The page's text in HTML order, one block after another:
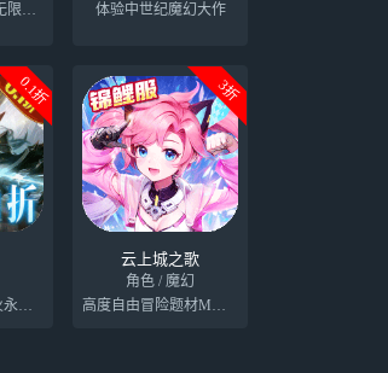
0.1折横版格斗，无限钻石领不停
体验中世纪魔幻大作
0.1折
黑暗中有你，焰火永不熄灭
3折
云上城之歌
角色 / 魔幻
高度自由冒险题材MMORPG手游